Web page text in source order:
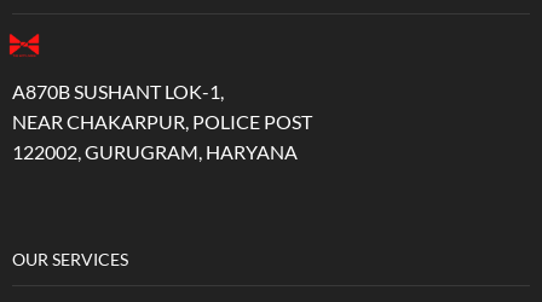
A870B SUSHANT LOK-1,
NEAR CHAKARPUR, POLICE POST
122002, GURUGRAM, HARYANA
OUR SERVICES